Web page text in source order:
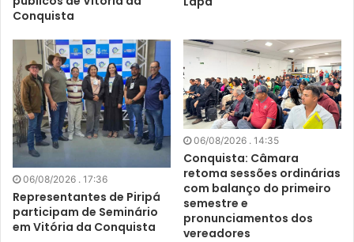
Conquista
06/08/2026 . 17:36
Representantes de Piripá
participam de Seminário
em Vitória da Conquista
06/08/2026 . 14:35
Conquista: Câmara
retoma sessões ordinárias
com balanço do primeiro
semestre e
pronunciamentos dos
vereadores